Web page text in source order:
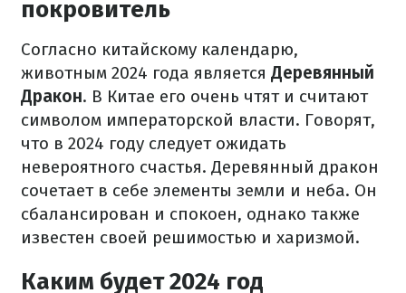
покровитель
Согласно китайскому календарю,
животным 2024 года является Деревянный
Дракон. В Китае его очень чтят и считают
символом императорской власти. Говорят,
что в 2024 году следует ожидать
невероятного счастья. Деревянный дракон
сочетает в себе элементы земли и неба. Он
сбалансирован и спокоен, однако также
известен своей решимостью и харизмой.
Каким будет 2024 год